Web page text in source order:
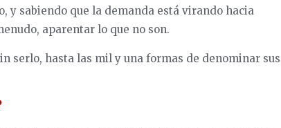
y sabiendo que la demanda está virando hacia
aparentar lo que no son.
serlo, hasta las mil y una formas de denominar sus